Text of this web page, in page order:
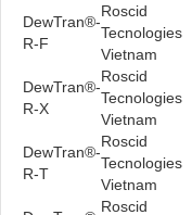
DewTran®-
R-F
Roscid
Tecnologies
Vietnam
DewTran®-
R-X
Roscid
Tecnologies
Vietnam
DewTran®-
R-T
Roscid
Tecnologies
Vietnam
Roscid